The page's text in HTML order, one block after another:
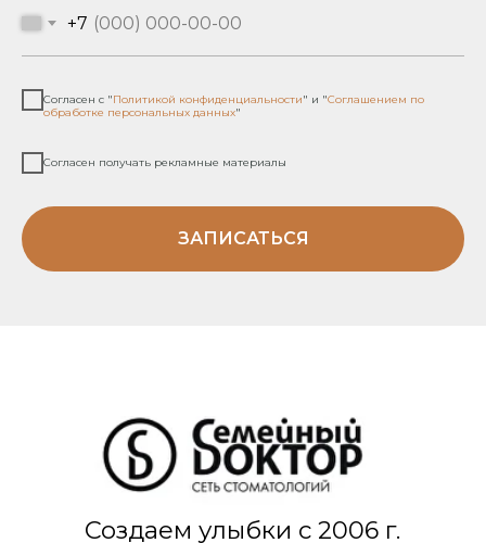
+7
Согласен с "Политикой конфиденциальности" и "Соглашением по
обработке персональных данных"
Согласен получать рекламные материалы
ЗАПИСАТЬСЯ
уточнять лично во время консультации или по
медицинские услуги оказываются в
законодательством и на основании
заключённого договора.
Комплексное развитие проекта -sholms.ru